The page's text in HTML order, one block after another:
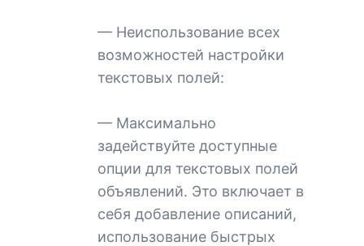
— Неиспользование всех
возможностей настройки
текстовых полей:
— Максимально
задействуйте доступные
опции для текстовых полей
объявлений. Это включает в
себя добавление описаний,
использование быстрых